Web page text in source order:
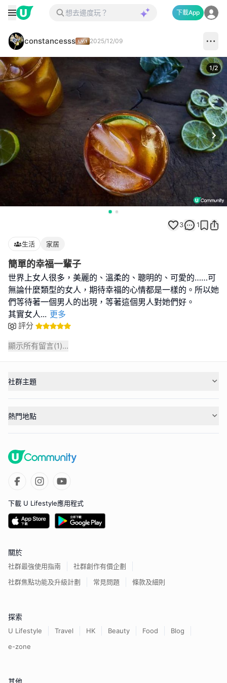
下載App
constancesss 2025/12/09
1/2
3 1
生活 家居
簡單的幸福一輩子
世界上女人很多，美麗的、溫柔的、聰明的、可愛的……可
無論什麼類型的女人，期待幸福的心情都是一樣的。所以她
們等待著一個男人的出現，等著這個男人對她們好。
其實女人... 更多
評分
顯示所有留言(1)...
社群主題
熱門地點
下載 U Lifestyle應用程式
關於
社群最強使用指南
社群創作有價企劃
社群焦點功能及升級計劃
常見問題 條款及細則
探索
U Lifestyle Travel HK Beauty Food
Blog
e-zone
其他